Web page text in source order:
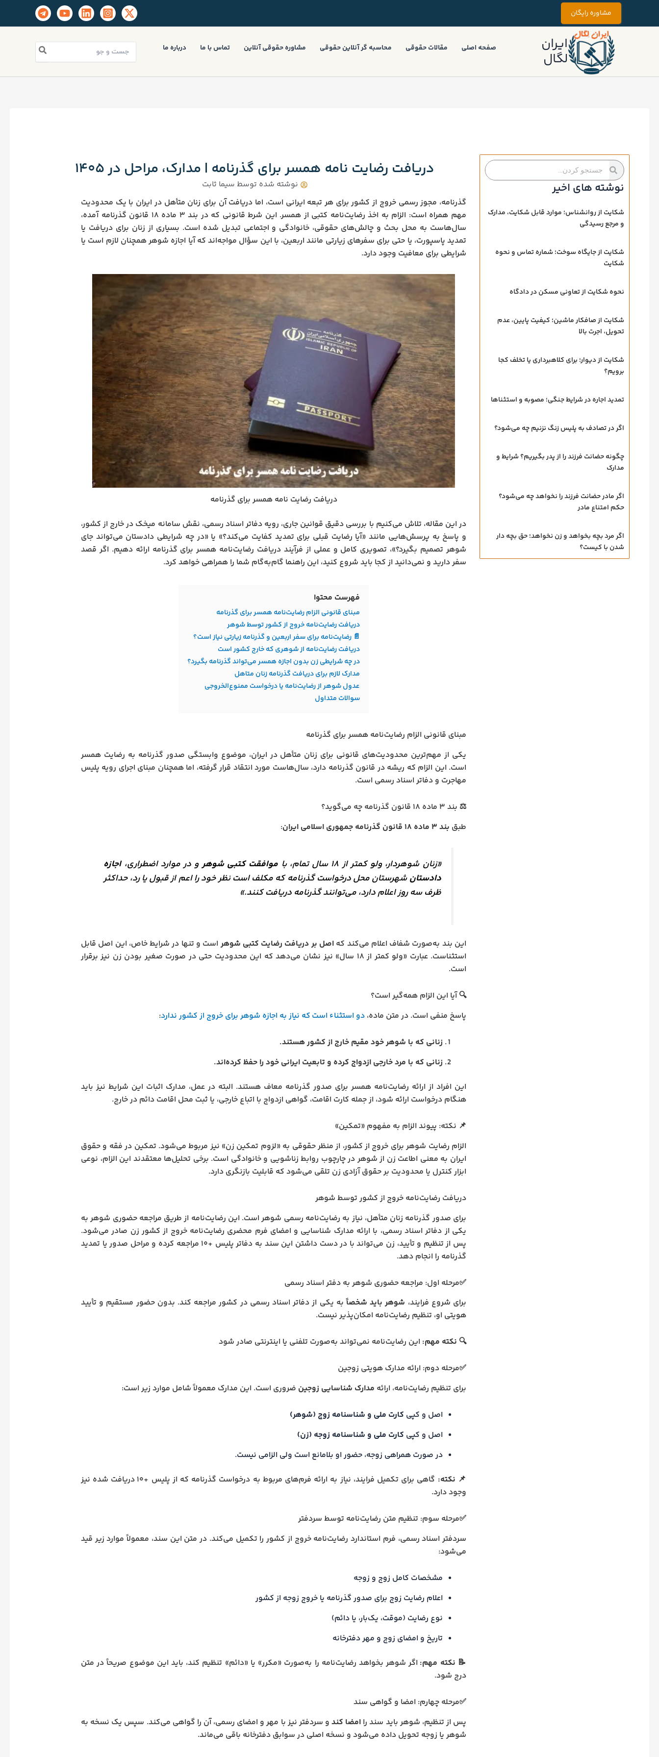
محتوا
مشاوره رایگان
ایران
لگال
صفحه اصلی مقالات حقوقی محاسبه گر آنلاین حقوقی مشاوره حقوقی آنلاین تماس با ما درباره ما
برای:
جستجو
کردن
جستجو
کردن
نوشته های اخیر
شکایت از روانشناس؛ موارد قابل شکایت، مدارک
و مرجع رسیدگی
شکایت از جایگاه سوخت؛ شماره تماس و نحوه
شکایت
نحوه شکایت از تعاونی مسکن در دادگاه
شکایت از صافکار ماشین؛ کیفیت پایین، عدم
تحویل، اجرت بالا
شکایت از دیوار؛ برای کلاهبرداری یا تخلف کجا
برویم؟
تمدید اجاره در شرایط جنگی؛ مصوبه و استثناها
اگر در تصادف به پلیس زنگ نزنیم چه می‌شود؟
چگونه حضانت فرزند را از پدر بگیریم؟ شرایط و
مدارک
اگر مادر حضانت فرزند را نخواهد چه می‌شود؟
حکم امتناع مادر
اگر مرد بچه بخواهد و زن نخواهد؛ حق بچه‌ دار
شدن با کیست؟
دریافت رضایت‌ نامه همسر برای گذرنامه | مدارک، مراحل در ۱۴۰۵
نوشته شده توسط سیما ثابت
گذرنامه، مجوز رسمی خروج از کشور برای هر تبعه ایرانی است، اما دریافت آن برای زنان متأهل در ایران با یک محدودیت
مهم همراه است: الزام به اخذ رضایت‌نامه کتبی از همسر. این شرط قانونی که در بند ۳ ماده ۱۸ قانون گذرنامه آمده،
سال‌هاست به محل بحث و چالش‌های حقوقی، خانوادگی و اجتماعی تبدیل شده است. بسیاری از زنان برای دریافت یا
تمدید پاسپورت، یا حتی برای سفرهای زیارتی مانند اربعین، با این سؤال مواجه‌اند که آیا اجازه شوهر همچنان لازم است یا
شرایطی برای معافیت وجود دارد.
دریافت رضایت‌ نامه همسر برای گذرنامه
در این مقاله، تلاش می‌کنیم با بررسی دقیق قوانین جاری، رویه دفاتر اسناد رسمی، نقش سامانه میخک در خارج از کشور،
و پاسخ به پرسش‌هایی مانند «آیا رضایت قبلی برای تمدید کفایت می‌کند؟» یا «در چه شرایطی دادستان می‌تواند جای
شوهر تصمیم بگیرد؟»، تصویری کامل و عملی از فرآیند دریافت رضایت‌نامه همسر برای گذرنامه ارائه دهیم. اگر قصد
سفر دارید و نمی‌دانید از کجا باید شروع کنید، این راهنما گام‌به‌گام شما را همراهی خواهد کرد.
فهرست محتوا
مبنای قانونی الزام رضایت‌نامه همسر برای گذرنامه
دریافت رضایت‌نامه خروج از کشور توسط شوهر
📄 رضایت‌نامه برای سفر اربعین و گذرنامه زیارتی نیاز است؟
دریافت رضایت‌نامه از شوهری که خارج کشور است
در چه شرایطی زن بدون اجازه همسر می‌تواند گذرنامه بگیرد؟
مدارک لازم برای دریافت گذرنامه زنان متاهل
عدول شوهر از رضایت‌نامه یا درخواست ممنوع‌الخروجی
سوالات متداول
مبنای قانونی الزام رضایت‌نامه همسر برای گذرنامه
یکی از مهم‌ترین محدودیت‌های قانونی برای زنان متأهل در ایران، موضوع وابستگی صدور گذرنامه به رضایت همسر
است. این الزام که ریشه در قانون گذرنامه دارد، سال‌هاست مورد انتقاد قرار گرفته، اما همچنان مبنای اجرای رویه پلیس
مهاجرت و دفاتر اسناد رسمی است.
⚖️ بند ۳ ماده ۱۸ قانون گذرنامه چه می‌گوید؟
طبق بند ۳ ماده ۱۸ قانون گذرنامه جمهوری اسلامی ایران :
«زنان شوهردار، ولو کمتر از ۱۸ سال تمام، با موافقت کتبی شوهرو در موارد اضطراری،اجازه
دادستانشهرستان محل درخواست گذرنامه که مکلف است نظر خود را اعم از قبول یا رد، حداکثر
ظرف سه روز اعلام دارد، می‌توانند گذرنامه دریافت کنند.»
این بند به‌صورت شفاف اعلام می‌کند که اصل بر دریافت رضایت کتبی شوهر است و تنها در شرایط خاص، این اصل قابل
استثناست. عبارت «ولو کمتر از ۱۸ سال» نیز نشان می‌دهد که این محدودیت حتی در صورت صغیر بودن زن نیز برقرار
است.
🔍 آیا این الزام همه‌گیر است؟
پاسخ منفی است. در متن ماده، دو استثناء است که نیاز به اجازه شوهر برای خروج از کشور ندارد:
زنانی که با شوهر خود مقیم خارج از کشور هستند.
زنانی که با مرد خارجی ازدواج کرده و تابعیت ایرانی خود را حفظ کرده‌اند.
این افراد از ارائه رضایت‌نامه همسر برای صدور گذرنامه معاف هستند. البته در عمل، مدارک اثبات این شرایط نیز باید
هنگام درخواست ارائه شود، از جمله کارت اقامت، گواهی ازدواج با اتباع خارجی، یا ثبت محل اقامت دائم در خارج.
📌 نکته: پیوند الزام به مفهوم «تمکین»
الزام رضایت شوهر برای خروج از کشور، از منظر حقوقی به «لزوم تمکین زن» نیز مربوط می‌شود. تمکین در فقه و حقوق
ایران به معنی اطاعت زن از شوهر در چارچوب روابط زناشویی و خانوادگی است. برخی تحلیل‌ها معتقدند این الزام، نوعی
ابزار کنترل یا محدودیت بر حقوق آزادی زن تلقی می‌شود که قابلیت بازنگری دارد.
دریافت رضایت‌نامه خروج از کشور توسط شوهر
برای صدور گذرنامه زنان متأهل، نیاز به رضایت‌نامه رسمی شوهر است. این رضایت‌نامه از طریق مراجعه حضوری شوهر به
یکی از دفاتر اسناد رسمی، با ارائه مدارک شناسایی و امضای فرم محضری رضایت‌نامه خروج از کشور زن صادر می‌شود.
پس از تنظیم و تأیید، زن می‌تواند با در دست داشتن این سند به دفاتر پلیس +۱۰ مراجعه کرده و مراحل صدور یا تمدید
گذرنامه را انجام دهد.
✅مرحله اول: مراجعه حضوری شوهر به دفتر اسناد رسمی
برای شروع فرایند، شوهر باید شخصاًبه یکی از دفاتر اسناد رسمی در کشور مراجعه کند. بدون حضور مستقیم و تأیید
هویتی او، تنظیم رضایت‌نامه امکان‌پذیر نیست.
🔍 نکته مهم: این رضایت‌نامه نمی‌تواند به‌صورت تلفنی یا اینترنتی صادر شود
✅مرحله دوم: ارائه مدارک هویتی زوجین
برای تنظیم رضایت‌نامه، ارائه مدارک شناسایی زوجین ضروری است. این مدارک معمولاً شامل موارد زیر است:
اصل و کپی کارت ملی و شناسنامه زوج (شوهر)
اصل و کپی کارت ملی و شناسنامه زوجه (زن)
در صورت همراهی زوجه، حضور او بلامانع است ولی الزامی نیست.
📌 نکته:
گاهی برای تکمیل فرایند، نیاز به ارائه فرم‌های مربوط به درخواست گذرنامه که از پلیس +۱۰ دریافت شده نیز
وجود دارد.
✅مرحله سوم: تنظیم متن رضایت‌نامه توسط سردفتر
سردفتر اسناد رسمی، فرم استاندارد رضایت‌نامه خروج از کشور را تکمیل می‌کند. در متن این سند، معمولاً موارد زیر قید
می‌شود:
مشخصات کامل زوج و زوجه
اعلام رضایت زوج برای صدور گذرنامه یا خروج زوجه از کشور
نوع رضایت (موقت، یک‌بار، یا دائم)
تاریخ و امضای زوج و مهر دفترخانه
📝 نکته مهم: اگر شوهر بخواهد رضایت‌نامه را به‌صورت «مکرر» یا «دائم» تنظیم کند، باید این موضوع صریحاً در متن
درج شود.
✅مرحله چهارم: امضا و گواهی سند
پس از تنظیم، شوهر باید سند را امضا کند و سردفتر نیز با مهر و امضای رسمی، آن را گواهی می‌کند. سپس یک نسخه به
شوهر یا زوجه تحویل داده می‌شود و نسخه اصلی در سوابق دفترخانه باقی می‌ماند.